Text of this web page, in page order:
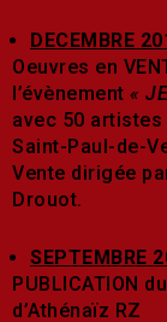
DECEMBRE
Oeuvres en
l’évènement «
avec 50 artistes
Saint-Paul-de-
Vente dirigée
Drouot.
SEPTEMBRE
PUBLICATION
d’Athénaïz RZ